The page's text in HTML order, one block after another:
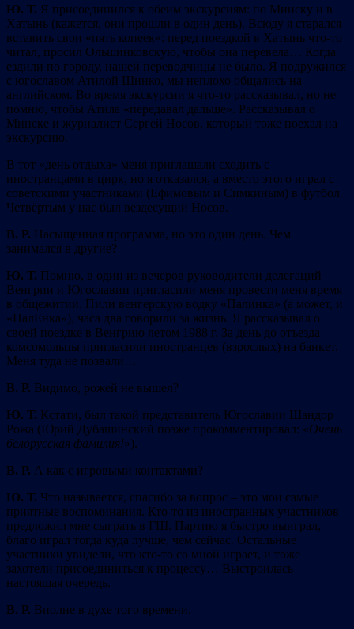
Ю. Т. Я присоединился к обеим экскурсиям: по Минску и в
Хатынь (кажется, они прошли в один день). Всюду я старался
вставить свои «пять копеек»: перед поездкой в Хатынь что-то
читал, просил Ольшинковскую, чтобы она перевела… Когда
ездили по городу, нашей переводчицы не было. Я подружился
с югославом Атилой Шинко, мы неплохо общались на
английском. Во время экскурсии я что-то рассказывал, но не
помню, чтобы Атила «передавал дальше». Рассказывал о
Минске и журналист Сергей Носов, который тоже поехал на
экскурсию.
В тот «день отдыха» меня приглашали сходить с
иностранцами в цирк, но я отказался, а вместо этого играл с
советскими участниками (Ефимовым и Симкиным) в футбол.
Четвёртым у нас был вездесущий Носов.
В. Р. Насыщенная программа, но это один день. Чем
занимался в другие?
Ю. Т. Помню, в один из вечеров руководители делегаций
Венгрии и Югославии пригласили меня провести меня время
в общежитии. Пили венгерскую водку «Палинка» (а может, и
«ПалЕнка»), часа два говорили за жизнь. Я рассказывал о
своей поездке в Венгрию летом 1988 г. За день до отъезда
комсомольцы пригласили иностранцев (взрослых) на банкет.
Меня туда не позвали…
В. Р. Видимо, рожей не вышел?
Ю. Т. Кстати, был такой представитель Югославии Шандор
Рожа (Юрий Дубашинский позже прокомментировал: «Очень
белорусская фамилия!»).
В. Р. А как с игровыми контактами?
Ю. Т. Что называется, спасибо за вопрос – это мои самые
приятные воспоминания. Кто-то из иностранных участников
предложил мне сыграть в ГШ. Партию я быстро выиграл,
благо играл тогда куда лучше, чем сейчас. Остальные
участники увидели, что кто-то со мной играет, и тоже
захотели присоединиться к процессу… Выстроилась
настоящая очередь.
В. Р. Вполне в духе того времени.